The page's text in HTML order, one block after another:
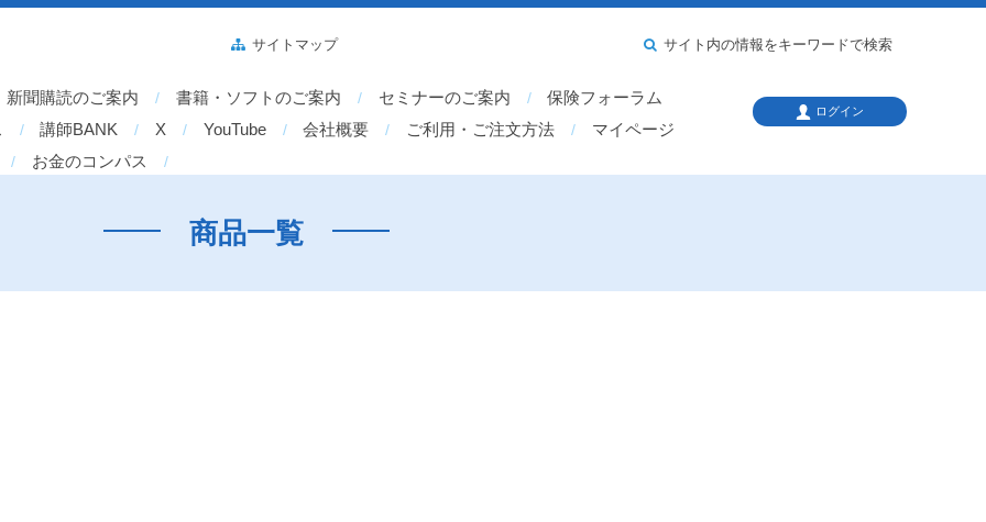
新聞購読のご案内 書籍・ソフトのご案内 セミナーのご案内
保険フォーラム
講師BANK X YouTube 会社概要 ご利用・ご注文方法
マイページ
お金のコンパス
サイトマップ サイト内の情報をキーワードで検索
ログイン
商品一覧